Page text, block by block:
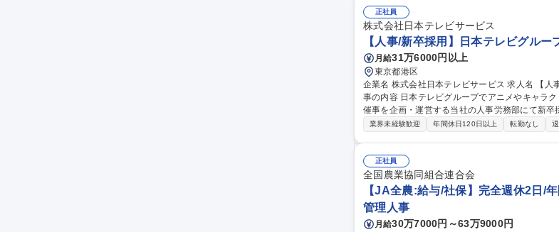
正社員
株式会社日本テレビサービス
【人事/新卒採用】日本テレビグル
月給31万6000円以上
東京都港区
企業名 株式会社日本テレビサービス 求人名 【人事/新卒採用】日本テレビグループ/上流の制度設計も目指せる 仕
事の内容 日本テレビグループでアニメやキャラ
催事を企画・運営する当社の人事労務部にて新卒採用を
画・運用（大学訪問、説明会の企画・実施、イ
徴】海外向けIPやグッズの売り上げなどが好調
設計が重要。将来的には社員育成制度の企画・運用や人事制度設計もお
レビグループ/上流の制度設計も目指せる
業界未経験歓迎 年間休日120日以上 転勤なし
正社員
全国農業協同組合連合会
【JA全農:給与/社保】完全週休2日/
管理人事
月給30万7000円～63万9000円